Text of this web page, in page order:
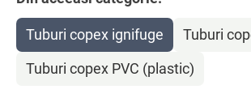
Tuburi copex ignifuge
Tuburi
Tuburi copex PVC (plastic)